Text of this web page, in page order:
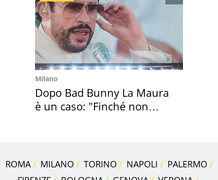
Milano
Dopo Bad Bunny La Maura
è un caso: "Finché non
ROMA MILANO TORINO NAPOLI
PALERMO